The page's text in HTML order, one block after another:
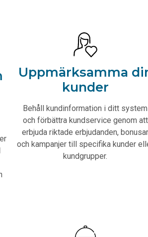
Uppmärksamma
kunder
Behåll kundinformation i ditt system
och förbättra kundservice genom att
erbjuda riktade erbjudanden, bonusar
och kampanjer till specifika kunder
kundgrupper.